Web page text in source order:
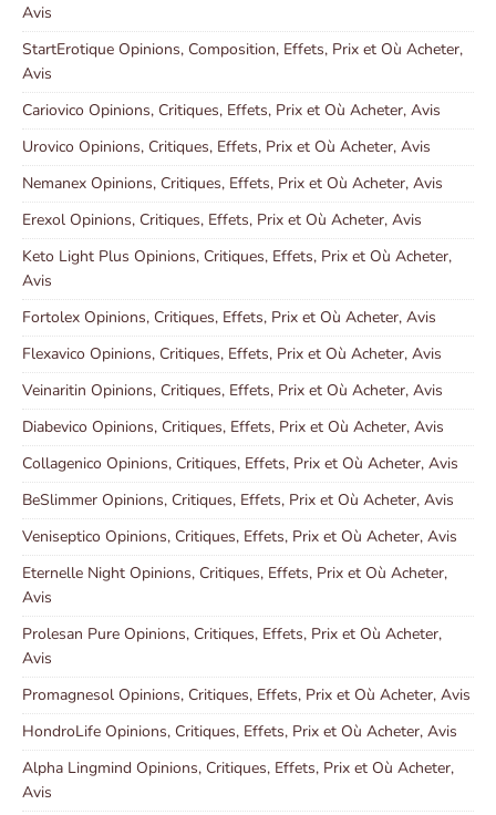
Avis
StartErotique Opinions, Composition, Effets, Prix et Où Acheter,
Avis
Cariovico Opinions, Critiques, Effets, Prix et Où Acheter, Avis
Urovico Opinions, Critiques, Effets, Prix et Où Acheter, Avis
Nemanex Opinions, Critiques, Effets, Prix et Où Acheter, Avis
Erexol Opinions, Critiques, Effets, Prix et Où Acheter, Avis
Keto Light Plus Opinions, Critiques, Effets, Prix et Où Acheter,
Avis
Fortolex Opinions, Critiques, Effets, Prix et Où Acheter, Avis
Flexavico Opinions, Critiques, Effets, Prix et Où Acheter, Avis
Veinaritin Opinions, Critiques, Effets, Prix et Où Acheter, Avis
Diabevico Opinions, Critiques, Effets, Prix et Où Acheter, Avis
Collagenico Opinions, Critiques, Effets, Prix et Où Acheter, Avis
BeSlimmer Opinions, Critiques, Effets, Prix et Où Acheter, Avis
Veniseptico Opinions, Critiques, Effets, Prix et Où Acheter, Avis
Eternelle Night Opinions, Critiques, Effets, Prix et Où Acheter,
Avis
Prolesan Pure Opinions, Critiques, Effets, Prix et Où Acheter,
Avis
Promagnesol Opinions, Critiques, Effets, Prix et Où Acheter, Avis
HondroLife Opinions, Critiques, Effets, Prix et Où Acheter, Avis
Alpha Lingmind Opinions, Critiques, Effets, Prix et Où Acheter,
Avis